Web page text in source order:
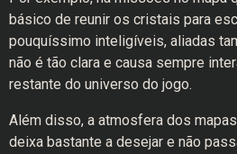
básico de reunir os cristais para
pouquíssimo inteligíveis, aliadas
não é tão clara e causa sempre
restante do universo do jogo.
Além disso, a atmosfera dos
deixa bastante a desejar e não